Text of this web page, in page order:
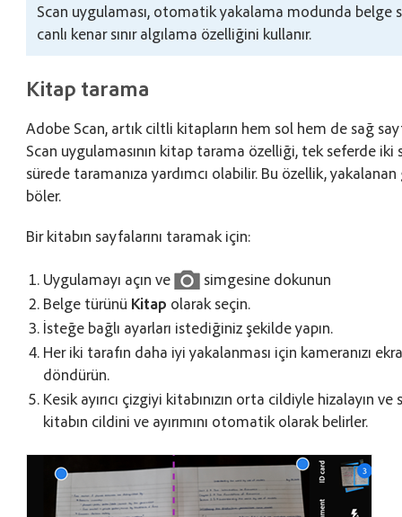
Scan uygulaması, otomatik yakalama modunda belge
canlı kenar sınır algılama özelliğini kullanır.
Kitap tarama
Adobe Scan, artık ciltli kitapların hem sol hem de sağ
Scan uygulamasının kitap tarama özelliği, tek seferde iki
sürede taramanıza yardımcı olabilir. Bu özellik,
böler.
Bir kitabın sayfalarını taramak için:
Uygulamayı açın ve
simgesine dokunun
Belge türünü Kitap olarak seçin.
İsteğe bağlı ayarları istediğiniz şekilde yapın.
Her iki tarafın daha iyi yakalanması için kameranızı
döndürün.
Kesik ayırıcı çizgiyi kitabınızın orta cildiyle hizalayın ve
kitabın cildini ve ayırımını otomatik olarak belirler.